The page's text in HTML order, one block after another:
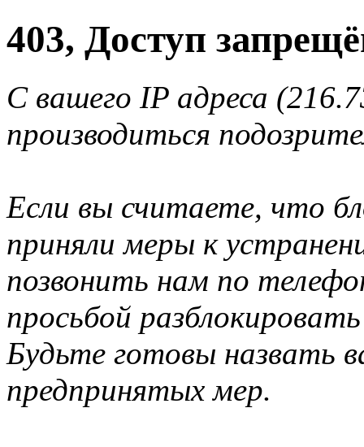
403, Доступ
С вашего IP адреса
производиться
Если вы считаете, что
приняли меры к
позвонить нам по
просьбой
Будьте готовы назвать
предпринятых мер.